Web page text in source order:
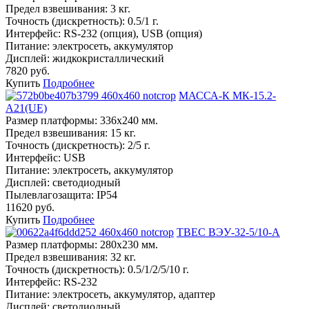
Предел взвешивания: 3 кг.
Точность (дискретность): 0.5/1 г.
Интерфейс: RS-232 (опция), USB (опция)
Питание: электросеть, аккумулятор
Дисплей: жидкокристаллический
7820 руб.
Купить Подробнее
МАССА-К МК-15.2-
А21(UE)
Размер платформы: 336х240 мм.
Предел взвешивания: 15 кг.
Точность (дискретность): 2/5 г.
Интерфейс: USB
Питание: электросеть, аккумулятор
Дисплей: светодиодный
Пылевлагозащита: IP54
11620 руб.
Купить Подробнее
ТВЕС ВЭУ-32-5/10-А
Размер платформы: 280х230 мм.
Предел взвешивания: 32 кг.
Точность (дискретность): 0.5/1/2/5/10 г.
Интерфейс: RS-232
Питание: электросеть, аккумулятор, адаптер
Дисплей: светодиодный